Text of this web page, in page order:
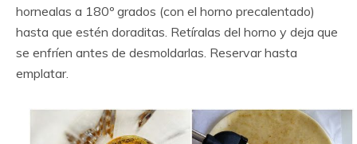
hornealas a 180º grados (con el horno precalentado)
hasta que estén doraditas. Retíralas del horno y deja que
se enfríen antes de desmoldarlas. Reservar hasta
emplatar.